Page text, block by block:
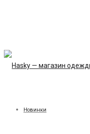
Новинки